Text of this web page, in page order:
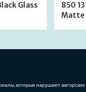
Glass
850
Matte
которые нарушают авторские